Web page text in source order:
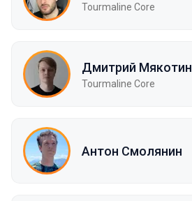
Tourmaline Core
Дмитрий Мякотин
Tourmaline Core
Антон Смолянин